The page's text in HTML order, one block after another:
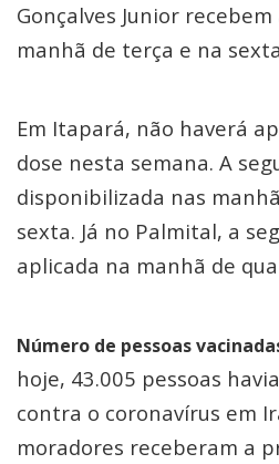
Gonçalves Junior
manhã de terça e na
Em Itapará, não haverá
dose nesta semana. A
disponibilizada nas
sexta. Já no Palmital, a
aplicada na manhã de
Número de pessoas
hoje, 43.005 pessoas
contra o coronavírus em
moradores receberam a